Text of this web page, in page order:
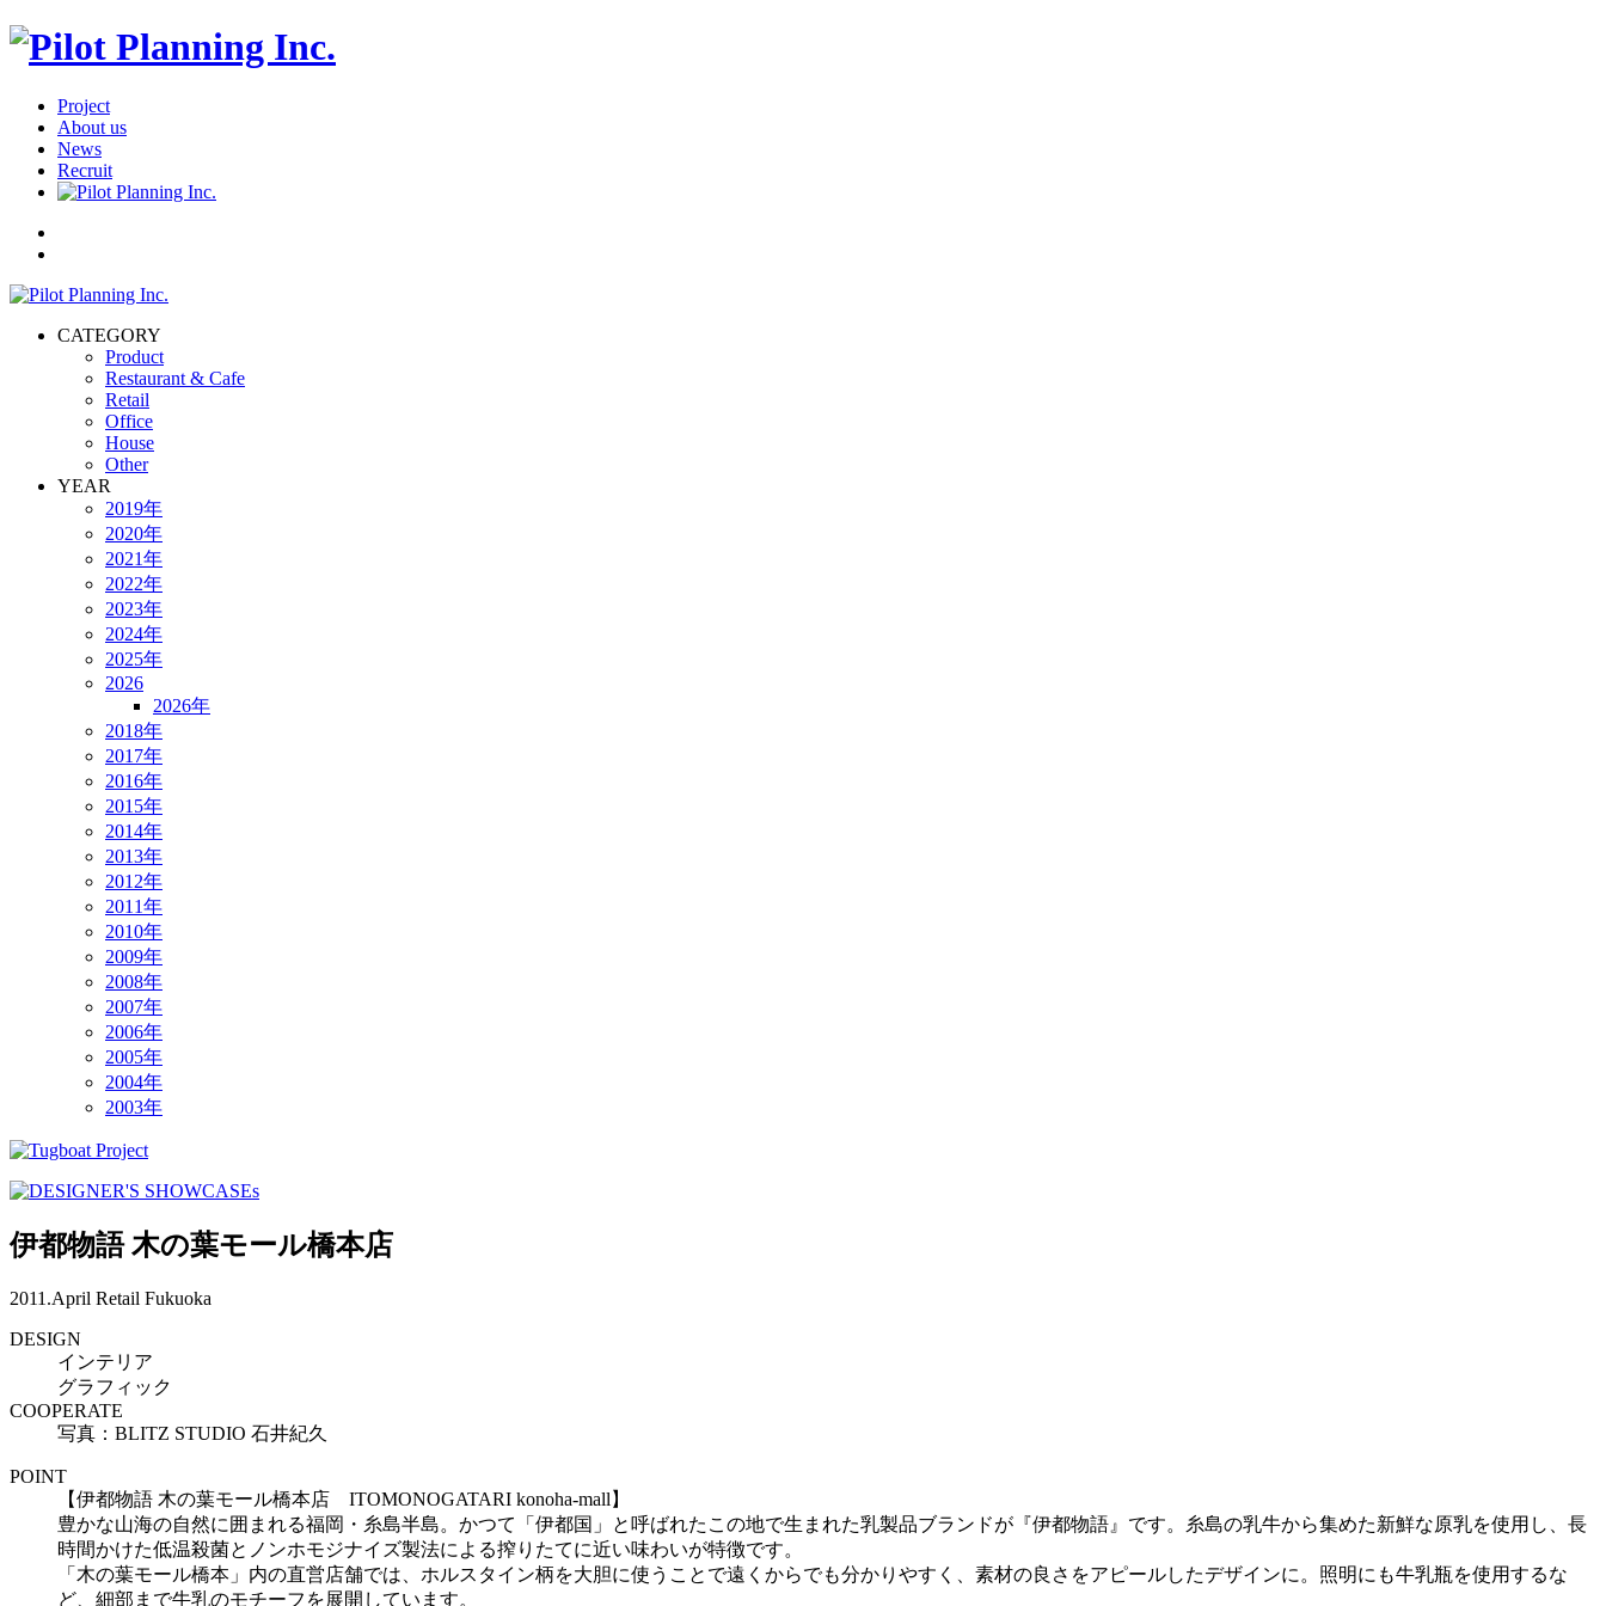
Project
About us
News
Recruit
CATEGORY
Product
Restaurant & Cafe
Retail
Office
House
Other
YEAR
2019年
2020年
2021年
2022年
2023年
2024年
2025年
2026
2026年
2018年
2017年
2016年
2015年
2014年
2013年
2012年
2011年
2010年
2009年
2008年
2007年
2006年
2005年
2004年
2003年
伊都物語 木の葉モール橋本店
2011.April Retail Fukuoka
DESIGN
インテリア
グラフィック
COOPERATE
写真：BLITZ STUDIO 石井紀久
POINT
【伊都物語 木の葉モール橋本店 ITOMONOGATARI konoha-mall】
豊かな山海の自然に囲まれる福岡・糸島半島。かつて「伊都国」と呼ばれたこの地で生まれた乳製品ブランドが『伊都物語』です。糸島の乳牛から集めた新鮮な原乳を使用し、長
時間かけた低温殺菌とノンホモジナイズ製法による搾りたてに近い味わいが特徴です。
「木の葉モール橋本」内の直営店舗では、ホルスタイン柄を大胆に使うことで遠くからでも分かりやすく、素材の良さをアピールしたデザインに。照明にも牛乳瓶を使用するな
ど、細部まで牛乳のモチーフを展開しています。